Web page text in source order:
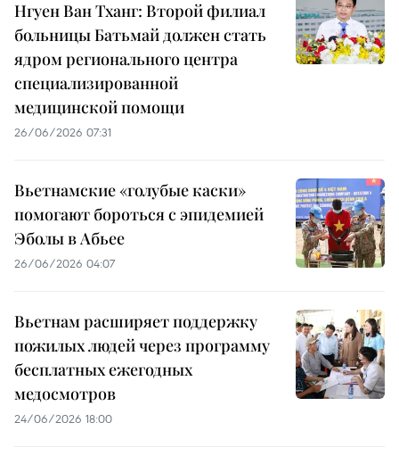
Нгуен Ван Тханг: Второй филиал
больницы Батьмай должен стать
ядром регионального центра
специализированной
медицинской помощи
26/06/2026 07:31
Вьетнамские «голубые каски»
помогают бороться с эпидемией
Эболы в Абьее
26/06/2026 04:07
Вьетнам расширяет поддержку
пожилых людей через программу
бесплатных ежегодных
медосмотров
24/06/2026 18:00